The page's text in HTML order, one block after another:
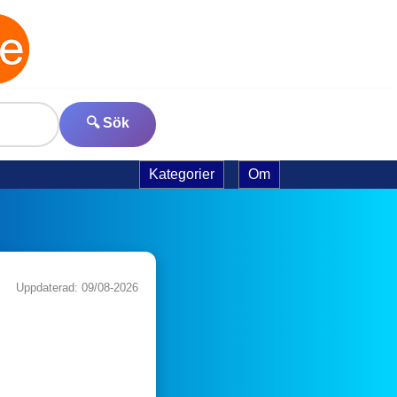
🔍 Sök
Kategorier Om
Uppdaterad: 09/08-2026